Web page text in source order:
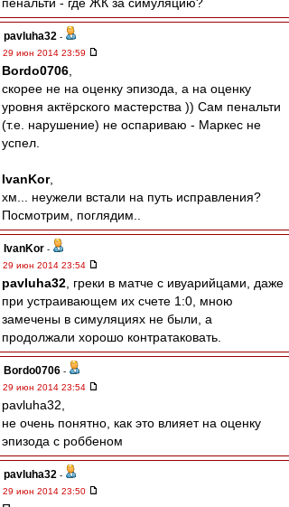
pavluha32 -
29 июн 2014 23:59
Bordo0706
скорее не на оценку эпизода, а на оценку
уровня актёрского мастерства )) Сам пенальти
(т.е. нарушение) не оспариваю - Маркес не
успел.
IvanKor,
хм... неужели встали на путь исправления?
Посмотрим, поглядим..
IvanKor -
29 июн 2014 23:54
pavluha32 , греки в матче с ивуарийцами, даже
при устраивающем их счете 1:0, мною
замечены в симуляциях не были, а
продолжали хорошо контратаковать.
Bordo0706 -
29 июн 2014 23:54
pavluha32,
не очень понятно, как это влияет на оценку
эпизода с роббеном
pavluha32 -
29 июн 2014 23:50